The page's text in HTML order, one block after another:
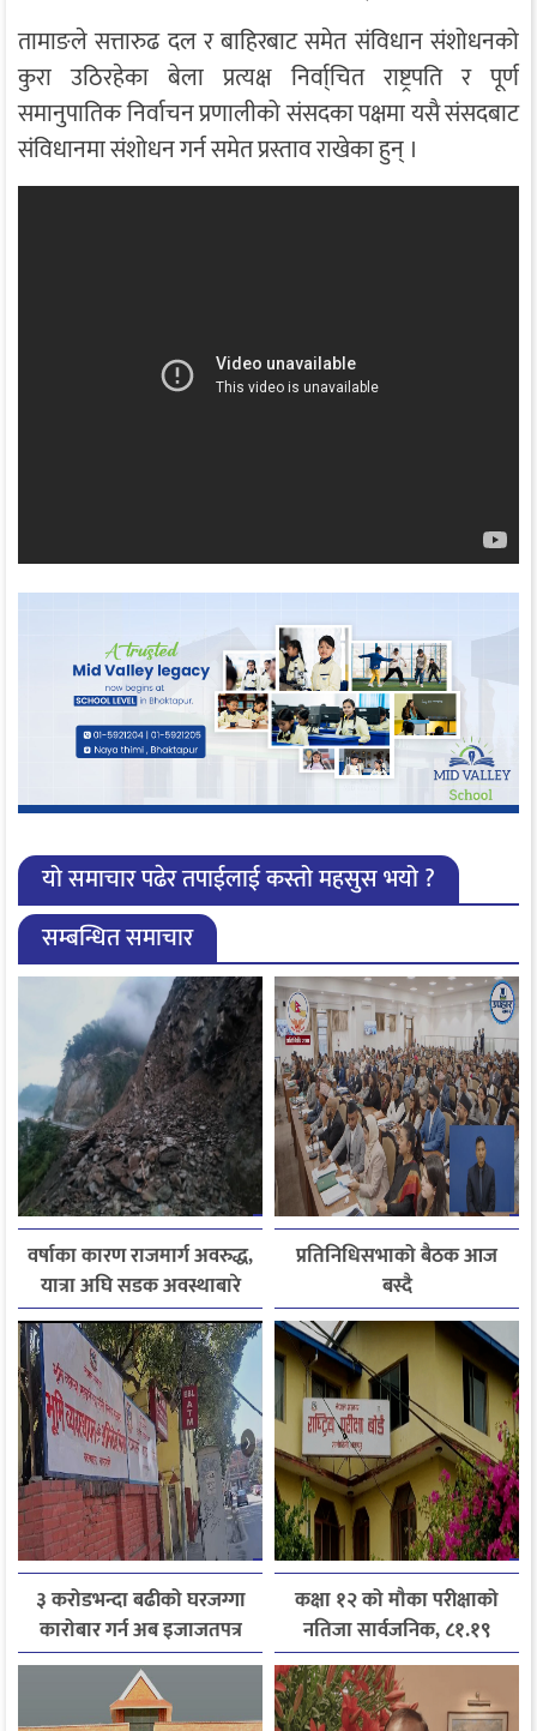
तामाङले सत्तारुढ दल र बाहिरबाट समेत संविधान संशोधनको
कुरा उठिरहेका बेला प्रत्यक्ष निर्वा्चित राष्ट्रपति र पूर्ण
समानुपातिक निर्वाचन प्रणालीको संसदका पक्षमा यसै संसदबाट
संविधानमा संशोधन गर्न समेत प्रस्ताव राखेका हुन् ।
यो समाचार पढेर तपाईलाई कस्तो महसुस भयो ?
सम्बन्धित समाचार
वर्षाका कारण राजमार्ग अवरुद्ध,
यात्रा अघि सडक अवस्थाबारे
जानकारी लिन आग्रह
प्रतिनिधिसभाको बैठक आज
बस्दै
३ करोडभन्दा बढीको घरजग्गा
कारोबार गर्न अब इजाजतपत्र
अनिवार्य
कक्षा १२ को मौका परीक्षाको
नतिजा सार्वजनिक, ८१.१९
प्रतिशत विद्यार्थी उत्तीर्ण